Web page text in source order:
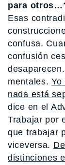
para
Esas
confusa.
confusión
desaparecen.
mentales.Yo
nada está
dice en el
Trabajar por
que trabajar
viceversa.
distinciones